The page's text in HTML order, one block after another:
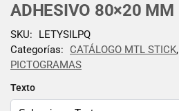
ADHESIVO 80×20 MM
Texto
SKU:
LETYSILPQ
Categorías:
CATÁLOGO MTL STICK,
PICTOGRAMAS